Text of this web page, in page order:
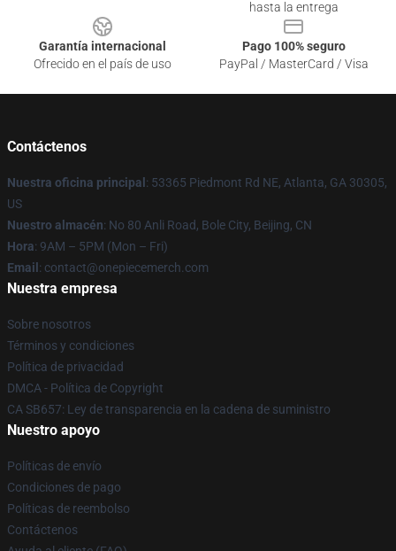
hasta la entrega
Garantía internacional
Ofrecido en el país de uso
Pago 100% seguro
PayPal / MasterCard / Visa
Contáctenos
Nuestra oficina principal : 53365 Piedmont Rd NE, Atlanta, GA 30305,
US
Nuestro almacén: No 80 Anli Road, Bole City, Beijing, CN
Hora: 9AM – 5PM (Mon – Fri)
Email : contact@onepiecemerch.com
Nuestra empresa
Sobre nosotros
Términos y condiciones
Política de privacidad
DMCA - Política de Copyright
CA SB657: Ley de transparencia en la cadena de suministro
Nuestro apoyo
Políticas de envío
Condiciones de pago
Políticas de reembolso
Contáctenos